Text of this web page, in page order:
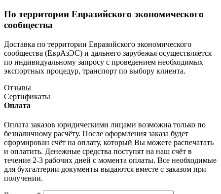
По территории Евразийского экономического
сообщества
Доставка по территории Евразийского экономического
сообщества (ЕврАзЭС) и дальнего зарубежья осуществляется
по индивидуальному запросу с проведением необходимых
экспортных процедур, транспорт по выбору клиента.
Отзывы
Сертификаты
Оплата
Оплата заказов юридическими лицами возможна только по
безналичному расчёту. После оформления заказа будет
сформирован счёт на оплату, который Вы можете распечатать
и оплатить. Денежные средства поступят на наш счёт в
течение 2-3 рабочих дней с момента оплаты. Все необходимые
для бухгалтерии документы выдаются вместе с заказом при
получении.